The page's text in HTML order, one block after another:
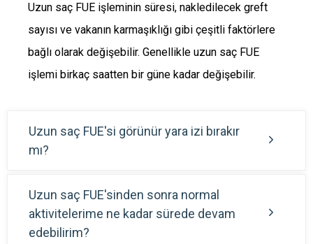
Uzun saç FUE işleminin süresi, nakledilecek greft
sayısı ve vakanın karmaşıklığı gibi çeşitli faktörlere
bağlı olarak değişebilir. Genellikle uzun saç FUE
işlemi birkaç saatten bir güne kadar değişebilir.
Uzun saç FUE'si görünür yara izi bırakır
mı?
Uzun saç FUE'sinden sonra normal
aktivitelerime ne kadar sürede devam
edebilirim?